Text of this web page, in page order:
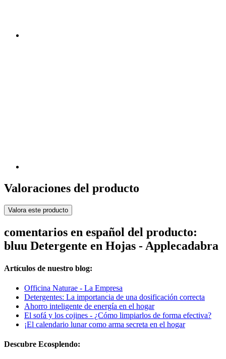
Valoraciones del producto
Valora este producto
comentarios en español del producto:
bluu Detergente en Hojas - Applecadabra
Artículos de nuestro blog:
Officina Naturae - La Empresa
Detergentes: La importancia de una dosificación correcta
Ahorro inteligente de energía en el hogar
El sofá y los cojines - ¿Cómo limpiarlos de forma efectiva?
¡El calendario lunar como arma secreta en el hogar
Descubre Ecosplendo: